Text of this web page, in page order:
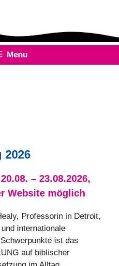
Menu
2026
– 23.08.2026,
Website möglich
Professorin in Detroit,
internationale
ist das
auf biblischer